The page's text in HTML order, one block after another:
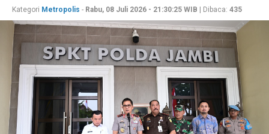
Kategori Metropolis - Rabu, 08 Juli 2026 - 21:30:25 WIB | Dibaca: 435